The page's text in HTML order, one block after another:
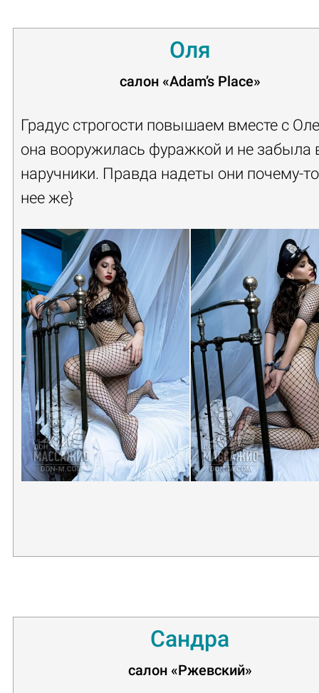
Оля
салон «Adam’s Place»
Градус строгости повышаем вместе с
она вооружилась фуражкой и не забыла
наручники. Правда надеты они почему-
нее же}
Сандра
салон «Ржевский»